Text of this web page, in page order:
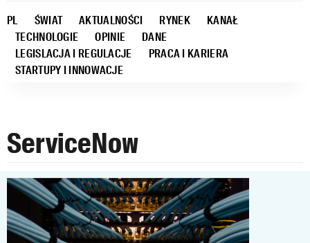
PL ŚWIAT AKTUALNOŚCI RYNEK
KANAŁ
TECHNOLOGIE
OPINIE
DANE
LEGISLACJA I REGULACJE
PRACA I KARIERA
STARTUPY I INNOWACJE
ServiceNow